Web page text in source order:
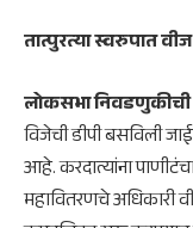
तात्पुरत्या स्वरुपात
लोकसभा निवडणुकीची
विजेची डीपी बसविली
आहे. करदात्यांना
महावितरणचे